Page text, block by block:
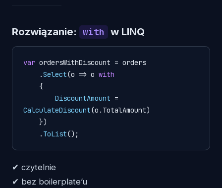
Rozwiązanie: with w LINQ
var ordersWithDiscount = orders
    .
Select(o => o with
DiscountAmount
CalculateDiscount(o. TotalAmount)
    .
ToList();
✔ czytelnie
✔ bez boilerplate’u